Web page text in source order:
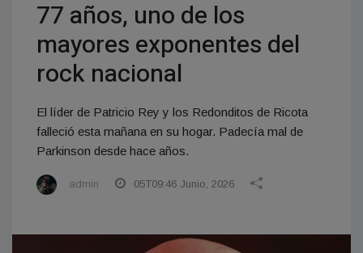
77 años, uno de los
mayores exponentes del
rock nacional
El líder de Patricio Rey y los Redonditos de Ricota
falleció esta mañana en su hogar. Padecía mal de
Parkinson desde hace años.
admin 05T09:46 Junio, 2026